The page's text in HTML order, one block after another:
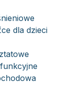
dla dzieci